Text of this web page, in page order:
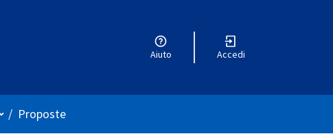
Aiuto Accedi
utente
/ Proposte